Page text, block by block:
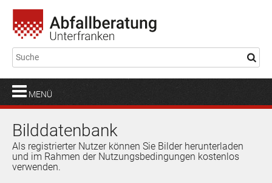
MENÜ
Bilddatenbank
Als registrierter Nutzer können Sie Bilder herunterladen
und im Rahmen der Nutzungsbedingungen kostenlos
verwenden.